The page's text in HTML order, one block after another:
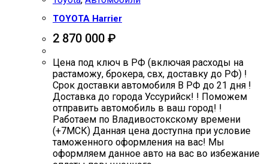
TOYOTA Harrier
2 870 000 ₽
Цена под ключ в РФ (включая расходы на
растаможу, брокера, свх, доставку до РФ) !
Срок доставки автомобиля В РФ до 21 дня !
Доставка до города Уссурийск! ! Поможем
отправить автомобиль в ваш город! !
Работаем по Владивостокскому времени
(+7МСК) Данная цена доступна при условие
таможенного оформления на вас! Мы
оформляем данное авто на вас во избежание